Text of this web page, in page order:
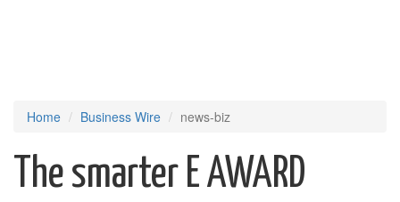
Home Business Wire news-biz
The smarter E AWARD